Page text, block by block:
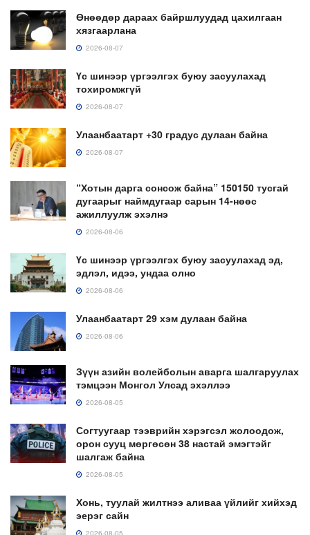
Өнөөдөр дараах байршлуудад цахилгаан
хязгаарлана
2026-08-07
Үс шинээр үргээлгэх буюу засуулахад
тохиромжгүй
2026-08-07
Улаанбаатарт +30 градус дулаан байна
2026-08-07
“Хотын дарга сонсож байна” 150150 тусгай
дугаарыг наймдугаар сарын 14-нөөс
ажиллуулж эхэлнэ
2026-08-06
Үс шинээр үргээлгэх буюу засуулахад эд,
эдлэл, идээ, ундаа олно
2026-08-06
Улаанбаатарт 29 хэм дулаан байна
2026-08-06
Зүүн азийн волейболын аварга шалгаруулах
тэмцээн Монгол Улсад эхэллээ
2026-08-05
Согтуугаар тээврийн хэрэгсэл жолоодож,
орон сууц мөргөсөн 38 настай эмэгтэйг
шалгаж байна
2026-08-05
Хонь, туулай жилтнээ аливаа үйлийг хийхэд
эерэг сайн
2026-08-05